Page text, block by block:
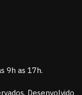
9h as 17h.
Desenvolvido